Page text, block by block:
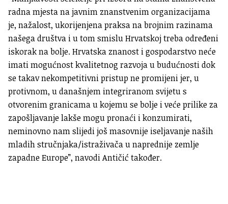
radna mjesta na javnim znanstvenim organizacijama
je, nažalost, ukorijenjena praksa na brojnim razinama
našega društva i u tom smislu Hrvatskoj treba određeni
iskorak na bolje. Hrvatska znanost i gospodarstvo neće
imati mogućnost kvalitetnog razvoja u budućnosti dok
se takav nekompetitivni pristup ne promijeni jer, u
protivnom, u današnjem integriranom svijetu s
otvorenim granicama u kojemu se bolje i veće prilike za
zapošljavanje lakše mogu pronaći i konzumirati,
neminovno nam slijedi još masovnije iseljavanje naših
mladih stručnjaka/istraživača u naprednije zemlje
zapadne Europe”, navodi Antičić također.